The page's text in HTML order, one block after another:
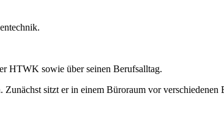
HTWK sowie über seinen Berufsalltag.
sitzt er in einem Büroraum vor